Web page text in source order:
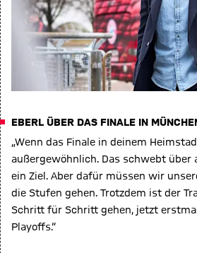
EBERL ÜBER DAS FINALE IN
„Wenn das Finale in deinem
außergewöhnlich. Das schwebt über
ein Ziel. Aber dafür müssen wir
die Stufen gehen. Trotzdem ist der
Schritt für Schritt gehen, jetzt
Playoffs.“